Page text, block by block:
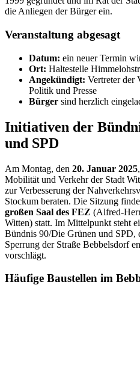
die Anliegen der Bürger ein.
Veranstaltung abgesagt
Datum: ein neuer Termin
Ort: Haltestelle
Angekündigt: Vertreter der
Politik und Presse
Bürger sind herzlich
Initiativen der
und SPD
Am Montag, den 20. Januar 2025
Mobilität und Verkehr der Stadt
zur Verbesserung der
Stockum beraten. Die Sitzung
großen Saal des FEZ (Alfred-
Witten) statt. Im Mittelpunkt steht
Bündnis 90/Die Grünen und SPD,
Sperrung der Straße Bebbelsdorf
vorschlägt.
Häufige Baustellen im